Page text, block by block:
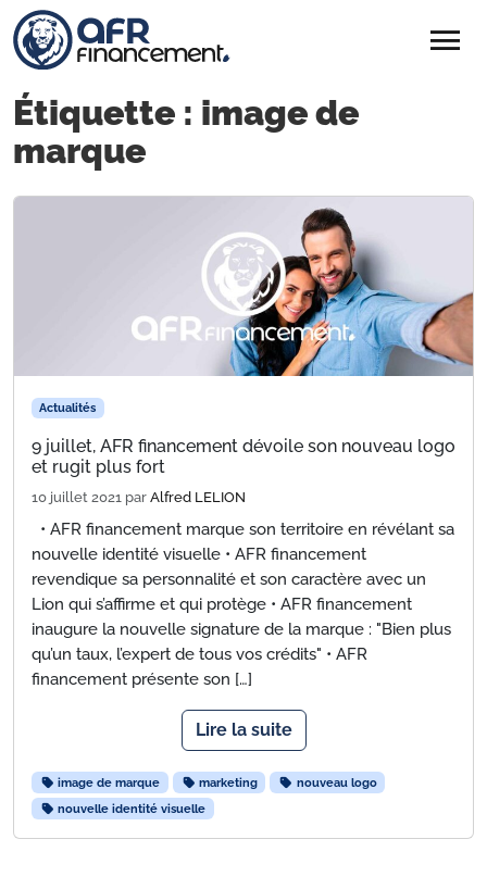
menu
Étiquette : image de
marque
Actualités
9 juillet, AFR financement dévoile son nouveau logo
et rugit plus fort
10 juillet 2021 par Alfred LELION
• AFR financement marque son territoire en révélant sa
nouvelle identité visuelle • AFR financement
revendique sa personnalité et son caractère avec un
Lion qui s’affirme et qui protège • AFR financement
inaugure la nouvelle signature de la marque : "Bien plus
qu’un taux, l’expert de tous vos crédits" • AFR
financement présente son […]
Lire la suite
image de marque marketing
nouveau logo
nouvelle identité visuelle
Ouvrir le menu latéral arrow_menu_close